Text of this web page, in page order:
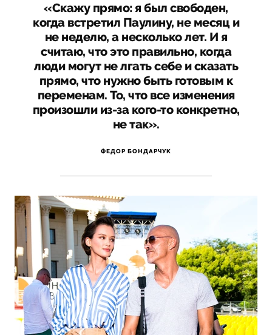
«Скажу прямо: я был свободен,
когда встретил Паулину, не месяц и
не неделю, а несколько лет. И я
считаю, что это правильно, когда
люди могут не лгать себе и сказать
прямо, что нужно быть готовым к
переменам. То, что все изменения
произошли из-за кого-то конкретно,
не так».
ФЕДОР БОНДАРЧУК